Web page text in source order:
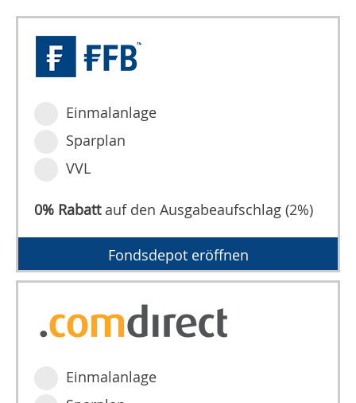
Einmalanlage
Sparplan
VVL
0% Rabattauf den Ausgabeaufschlag (2%)
Fondsdepot eröffnen
Einmalanlage